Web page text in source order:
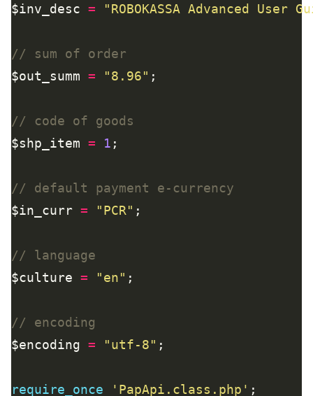
$inv_desc = "ROBOKASSA Advanced User
$out_summ = "8.96"
$shp_item = 1
$in_curr = "PCR"
$culture = "en"
$encoding = "utf-8"
require_once 'PapApi.class.php'